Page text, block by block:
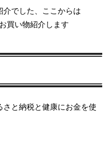
介でした、ここからは
買い物紹介します
と納税と健康にお金を使